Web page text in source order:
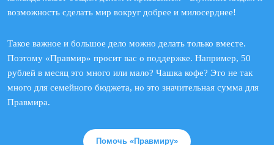
возможность сделать мир вокруг добрее и милосерднее!
Такое важное и большое дело можно делать только вместе.
Поэтому «Правмир» просит вас о поддержке. Например, 50
рублей в месяц это много или мало? Чашка кофе? Это не так
много для семейного бюджета, но это значительная сумма для
Правмира.
Помочь «Правмиру»